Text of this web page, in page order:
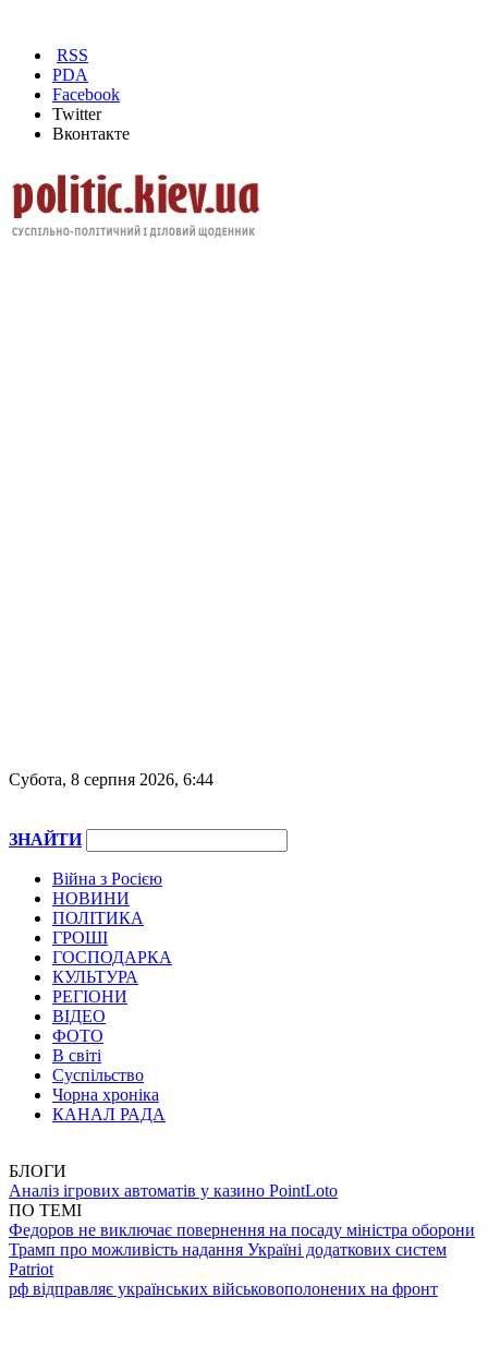
RSS
PDA
Facebook
Twitter
Вконтакте
Субота, 8 серпня 2026, 6:44
ЗНАЙТИ
Війна з Росією
НОВИНИ
ПОЛІТИКА
ГРОШІ
ГОСПОДАРКА
КУЛЬТУРА
РЕГІОНИ
ВІДЕО
ФОТО
В світі
Суспільство
Чорна хроніка
КАНАЛ РАДА
БЛОГИ
Аналіз ігрових автоматів у казино PointLoto
ПО ТЕМІ
Федоров не виключає повернення на посаду міністра оборони
Трамп про можливість надання Україні додаткових систем
Patriot
рф відправляє українських військовополонених на фронт